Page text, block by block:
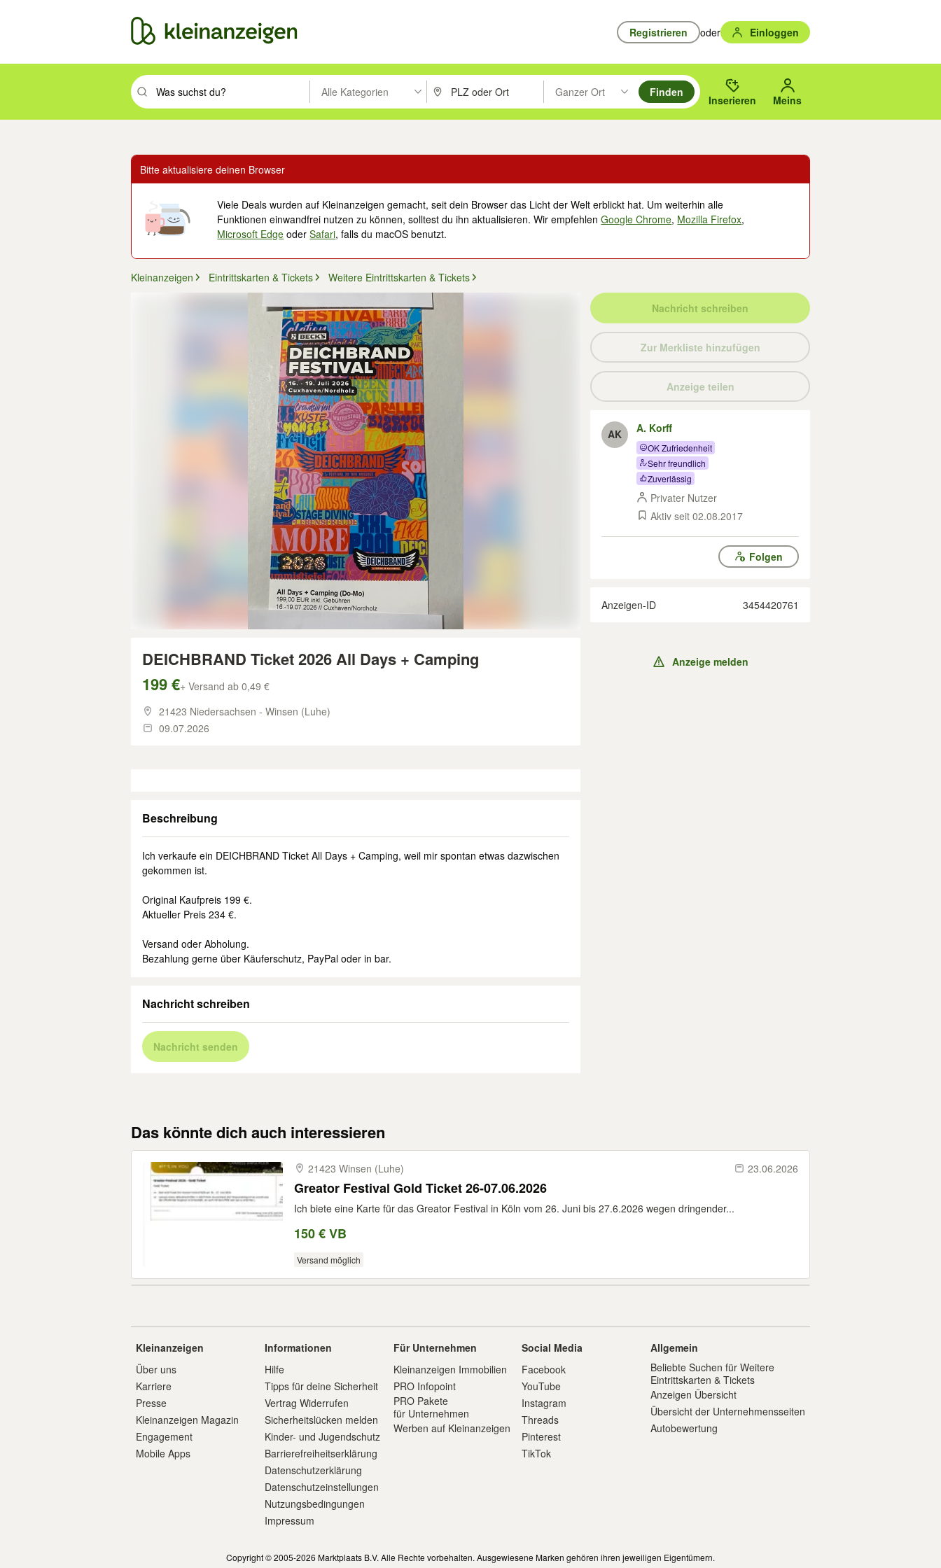
Registrieren oder Einloggen
Suchbegriff eingeben. Eingabetaste drücken um zu suchen, oder Vorschläge mit den Pfeiltasten nach oben/unten durchsuchen und mit Eingabetaste auswählen.
Alle Kategorien PLZ oder Ort eingeben. Eingabetaste drücken um zu suchen, oder Vorschläge mit den Pfeiltasten nach oben/
Ganzer Ort
Suche im Umkreis des gewählten Orts oder PLZ.
Finden
Inserieren Meins
Bitte aktualisiere deinen Browser
Viele Deals wurden auf Kleinanzeigen gemacht, seit dein Browser das Licht der Welt erblickt hat. Um weiterhin alle
Funktionen einwandfrei nutzen zu können, solltest du ihn aktualisieren. Wir empfehlenGoogle Chrome, Mozilla Firefox,
Microsoft Edge oderSafari, falls du macOS benutzt.
Kleinanzeigen Eintrittskarten & Tickets Weitere Eintrittskarten & Tickets
DEICHBRAND Ticket 2026 All Days + Camping
199 €+ Versand ab 0,49 €
21423 Niedersachsen - Winsen (Luhe)
09.07.2026
Beschreibung
Ich verkaufe ein DEICHBRAND Ticket All Days + Camping, weil mir spontan etwas dazwischen
gekommen ist.
Original Kaufpreis 199 €.
Aktueller Preis 234 €.
Versand oder Abholung.
Bezahlung gerne über Käuferschutz, PayPal oder in bar.
Nachricht schreiben
Nachricht senden
Nachricht schreiben
Zur Merkliste hinzufügen
Anzeige teilen
AK A. Korff
OK Zufriedenheit
Sehr freundlich
Zuverlässig
Privater Nutzer
Aktiv seit 02.08.2017
Folgen
Anzeigen-ID 3454420761
Anzeige melden
Das könnte dich auch interessieren
21423 Winsen (Luhe) 23.06.2026
Greator Festival Gold Ticket 26-07.06.2026
Ich biete eine Karte für das Greator Festival in Köln vom 26. Juni bis 27.6.2026 wegen dringender...
150 € VB
Versand möglich
Kleinanzeigen
Über uns
Karriere
Presse
Kleinanzeigen Magazin
Engagement
Mobile Apps
Informationen
Hilfe
Tipps für deine Sicherheit
Vertrag Widerrufen
Sicherheitslücken melden
Kinder- und Jugendschutz
Barrierefreiheitserklärung
Datenschutzerklärung
Datenschutzeinstellungen
Nutzungsbedingungen
Impressum
Für Unternehmen
Kleinanzeigen Immobilien
PRO Infopoint
PRO Pakete
für Unternehmen
Werben auf Kleinanzeigen
Social Media
Facebook
YouTube
Instagram
Threads
Pinterest
TikTok
Allgemein
Beliebte Suchen für Weitere
Eintrittskarten & Tickets
Anzeigen Übersicht
Übersicht der Unternehmensseiten
Autobewertung
Copyright © 2005-2026 Marktplaats B.V. Alle Rechte vorbehalten. Ausgewiesene Marken gehören ihren jeweiligen Eigentümern.